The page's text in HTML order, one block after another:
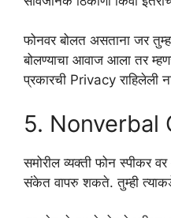
फोनवर बोलत असताना जर
बोलण्याचा आवाज आला तर
प्रकारची Privacy राहिलेली
5. Nonverbal
समोरील व्यक्ती फोन स्पीकर
संकेत वापरु शकते. तुम्ही त्याकडे